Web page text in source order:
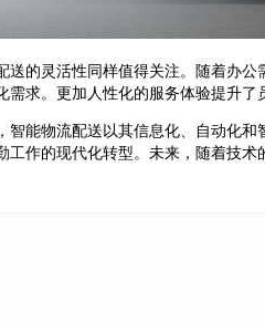
送的灵活性同样值得关注。随着办
需求。更加人性化的服务体验提升了
智能物流配送以其信息化、自动化
工作的现代化转型。未来，随着技